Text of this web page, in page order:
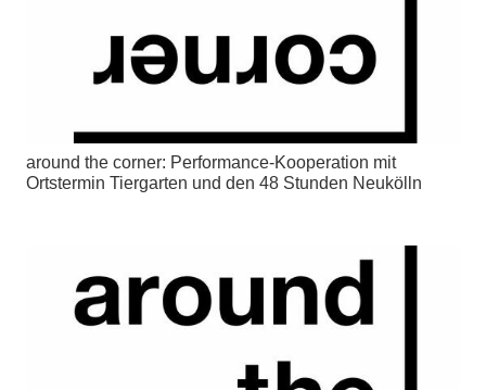
around the corner: Performance-Kooperation mit
Ortstermin Tiergarten und den 48 Stunden Neukölln